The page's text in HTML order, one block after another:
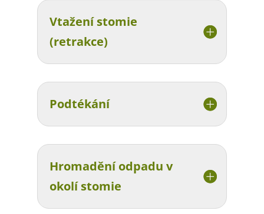
Vtažení stomie
(retrakce)
Podtékání
Hromadění odpadu v
okolí stomie